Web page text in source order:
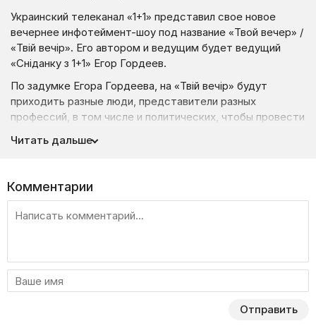
Украинский телеканал «1+1» представил свое новое
вечернее инфотеймент-шоу под название «Твой вечер» /
«Твій вечір». Его автором и ведущим будет ведущий
«Сніданку з 1+1» Егор Гордеев.
По задумке Егора Гордеева, на «Твій вечір» будут
приходить разные люди, представители разных
профессий, в том числе и политических, чтобы провести
темах. Каждый выпуск будет ограничен четырьмя
рассмотреть актуальные события под различными
ракурсами.
Общественная жизнь Украины, политика, спорт, культура
признался сам Гордеев, каждый день, когда он шел
домой после работы, думал о том, что происходит
вокруг него. Именно так и появилась идея для вечерней
программы. На ней вы не сможете увидеть большой
Читать дальше
Комментарии
Отправить